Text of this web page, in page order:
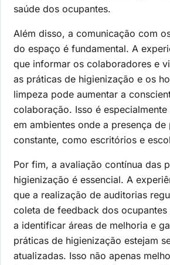
saúde dos ocupantes.
Além disso, a comunicação com
do espaço é fundamental. A
que informar os colaboradores e
as práticas de higienização e os
limpeza pode aumentar a
colaboração. Isso é
em ambientes onde a presença de
constante, como escritórios e
Por fim, a avaliação contínua das
higienização é essencial. A
que a realização de auditorias
coleta de feedback dos
a identificar áreas de melhoria e
práticas de higienização estejam
atualizadas. Isso não apenas